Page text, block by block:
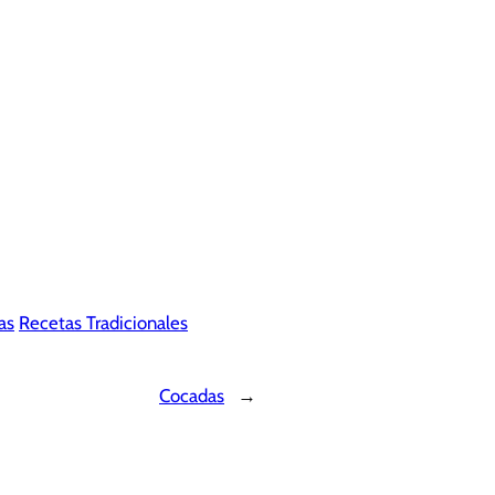
Recetas Tradicionales
Cocadas →